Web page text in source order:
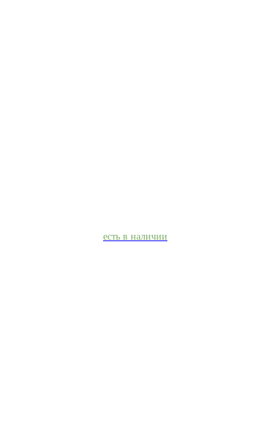
есть в наличии